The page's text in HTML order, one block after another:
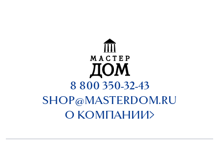
8 800 350-32-43
SHOP@MASTERDOM.RU
О КОМПАНИИ